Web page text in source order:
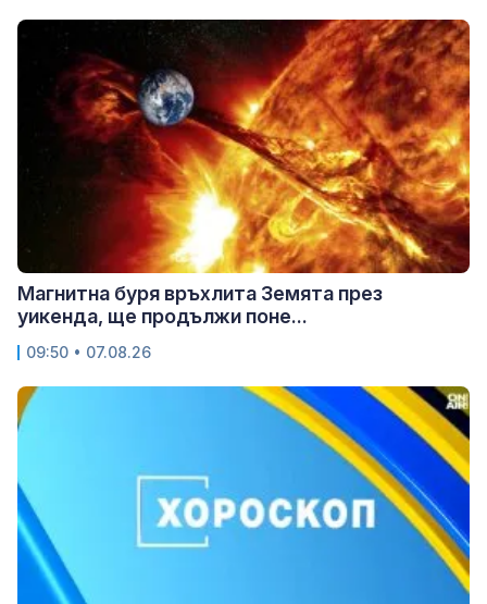
Магнитна буря връхлита Земята през
уикенда, ще продължи поне...
09:50 • 07.08.26